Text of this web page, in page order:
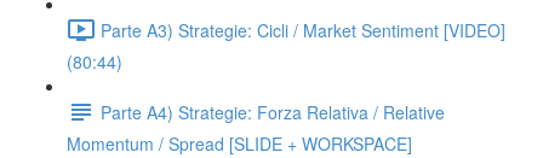
Parte A3) Strategie: Cicli / Market Sentiment [VIDEO]
(80:44)
Parte A4) Strategie: Forza Relativa / Relative
Momentum / Spread [SLIDE + WORKSPACE]